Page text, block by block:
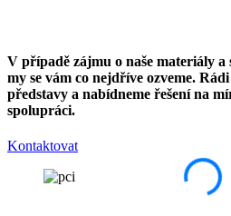
V případě zájmu o naše materiály
my se vám co nejdříve ozveme.
představy a nabídneme řešení na
spolupráci.
Kontaktovat